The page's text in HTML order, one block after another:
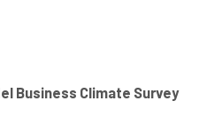
Business Climate Survey